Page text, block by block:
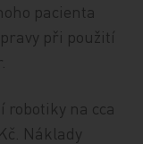
pacienta
při použití
robotiky na cca
Náklady